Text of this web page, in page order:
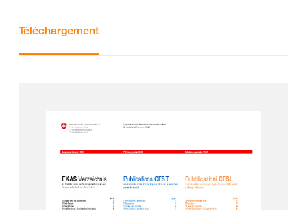
Téléchargement